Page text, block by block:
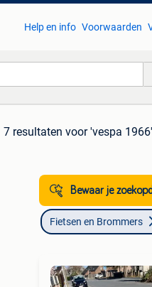
Help en info Voorwaarden
7 resultaten voor 'vespa 1966'
Bewaar je
Fietsen en Brommers